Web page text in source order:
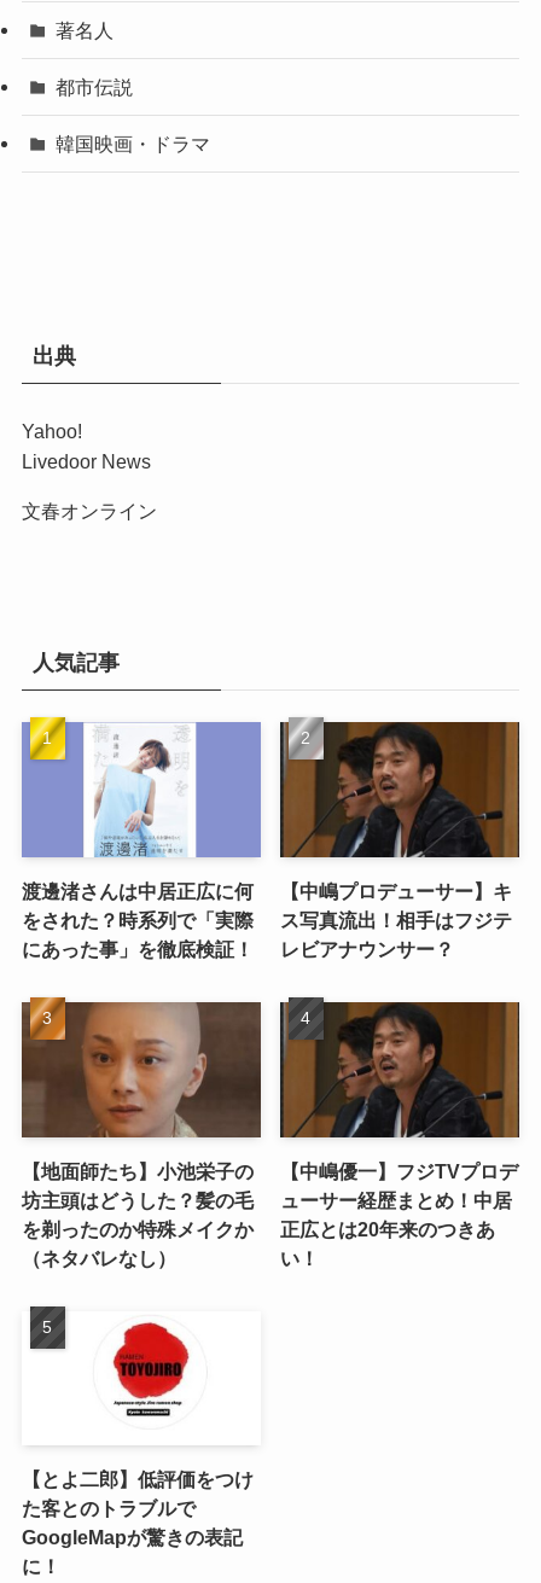
著名人
都市伝説
韓国映画・ドラマ
出典
Yahoo!
Livedoor News
文春オンライン
人気記事
渡邊渚さんは中居正広に何
をされた？時系列で「実際
にあった事」を徹底検証！
【中嶋プロデューサー】キ
ス写真流出！相手はフジテ
レビアナウンサー？
【地面師たち】小池栄子の
坊主頭はどうした？髪の毛
を剃ったのか特殊メイクか
（ネタバレなし）
【中嶋優一】フジTVプロデ
ューサー経歴まとめ！中居
正広とは20年来のつきあ
い！
【とよ二郎】低評価をつけ
た客とのトラブルで
GoogleMapが驚きの表記
に！